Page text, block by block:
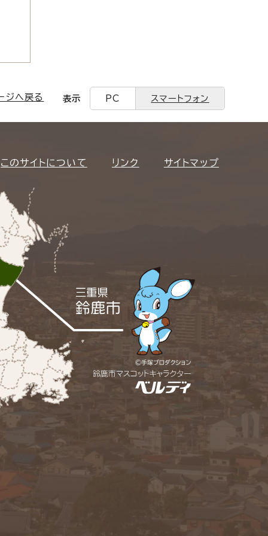
ジへ戻る 表示 PC スマートフォン
このサイトについて リンク サイトマップ